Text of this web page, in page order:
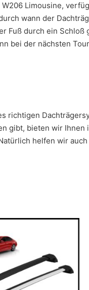
Limousine,
wann der
Fuß durch ein Schloß
bei der nächsten
richtigen
gibt, bieten wir
helfen wir